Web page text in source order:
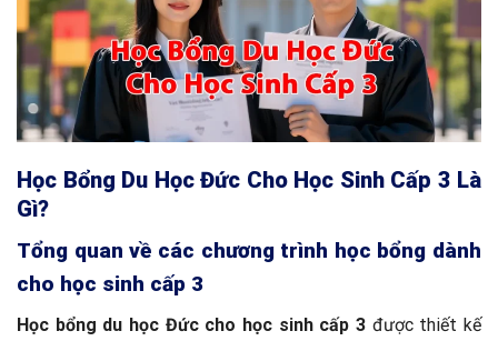
Học Bổng Du Học Đức Cho Học Sinh Cấp 3 Là
Gì?
Tổng quan về các chương trình học bổng dành
cho học sinh cấp 3
Học bổng du học Đức cho học sinh cấp 3 được thiết kế